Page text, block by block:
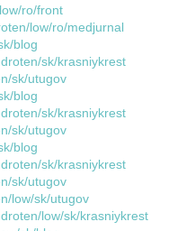
ro/front
low/ro/medjurnal
blog
sk/krasniykrest
sk/utugov
blog
sk/krasniykrest
sk/utugov
blog
sk/krasniykrest
sk/utugov
low/sk/utugov
low/sk/krasniykrest